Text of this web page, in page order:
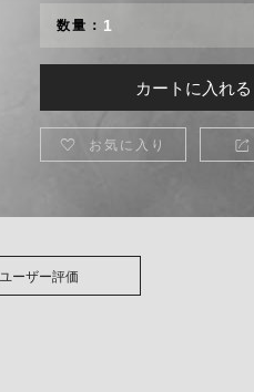
数量：
カートに入れる
 お気に入り 
ユーザー評価